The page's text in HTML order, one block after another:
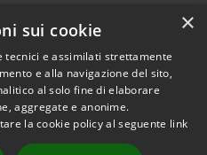
Meccanismo di feedback
Copyright © 2026 • Comune di
Bitonto • Powered by
×
sui cookie
tecnici e assimilati strettamente
e alla navigazione del sito,
al solo fine di elaborare
aggregate e anonime.
la cookie policy al seguente link